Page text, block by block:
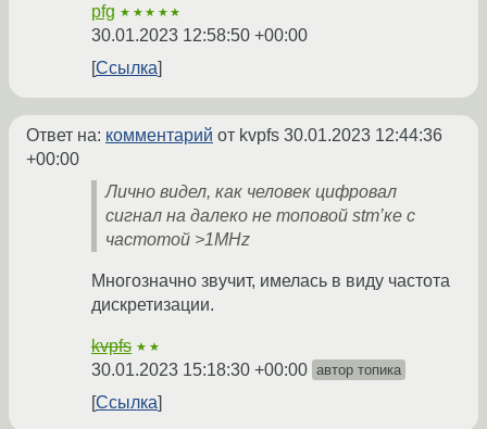
pfg ★★★★★
30.01.2023 12:58:50 +00:00
Ссылка
Ответ на: комментарий от kvpfs 30.01.2023 12:44:36
+00:00
Лично видел, как человек цифровал
сигнал на далеко не топовой stm’ке c
частотой >1MHz
Многозначно звучит, имелась в виду частота
дискретизации.
kvpfs ★★
30.01.2023 15:18:30 +00:00 автор топика
Ссылка